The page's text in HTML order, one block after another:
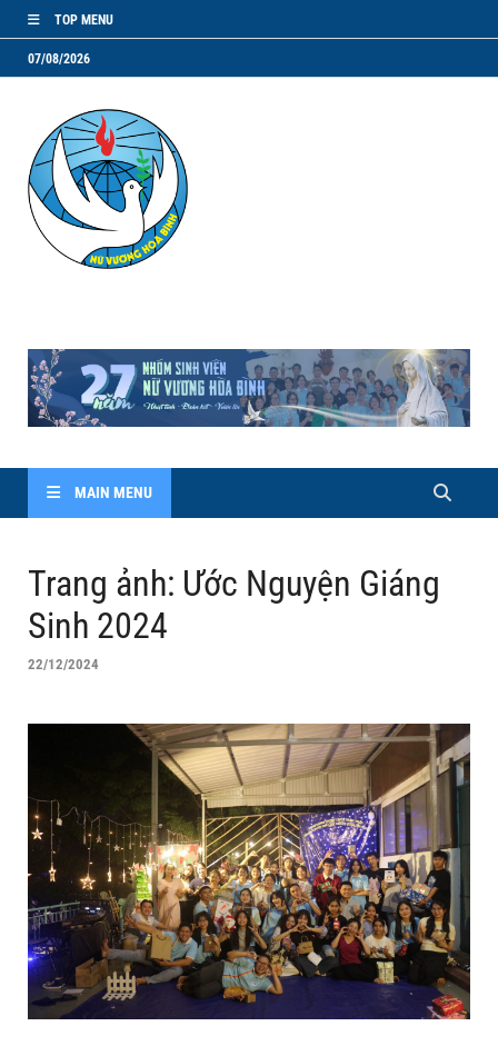
TOP MENU
07/08/2026
MAIN MENU
Trang ảnh: Ước Nguyện Giáng
Sinh 2024
22/12/2024